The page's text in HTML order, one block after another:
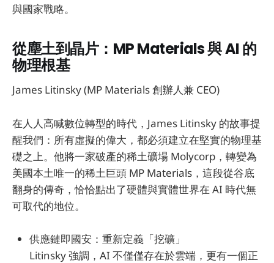
與國家戰略。
從塵土到晶片：MP Materials 與 AI 的
物理根基
James Litinsky (MP Materials 創辦人兼 CEO)
在人人高喊數位轉型的時代，James Litinsky 的故事提
醒我們：所有虛擬的偉大，都必須建立在堅實的物理基
礎之上。他將一家破產的稀土礦場 Molycorp，轉變為
美國本土唯一的稀土巨頭 MP Materials，這段從谷底
翻身的傳奇，恰恰點出了硬體與實體世界在 AI 時代無
可取代的地位。
供應鏈即國安：重新定義「挖礦」
Litinsky 強調，AI 不僅僅存在於雲端，更有一個正